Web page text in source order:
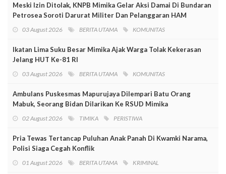
Meski Izin Ditolak, KNPB Mimika Gelar Aksi Damai Di Bundaran
Petrosea Soroti Darurat Militer Dan Pelanggaran HAM
03 August 2026 BERITA UTAMA KOMUNITAS
Ikatan Lima Suku Besar Mimika Ajak Warga Tolak Kekerasan
Jelang HUT Ke-81 RI
03 August 2026 BERITA UTAMA KOMUNITAS
Ambulans Puskesmas Mapurujaya Dilempari Batu Orang
Mabuk, Seorang Bidan Dilarikan Ke RSUD Mimika
02 August 2026 TIMIKA PERISTIWA
Pria Tewas Tertancap Puluhan Anak Panah Di Kwamki Narama,
Polisi Siaga Cegah Konflik
01 August 2026 BERITA UTAMA KRIMINAL